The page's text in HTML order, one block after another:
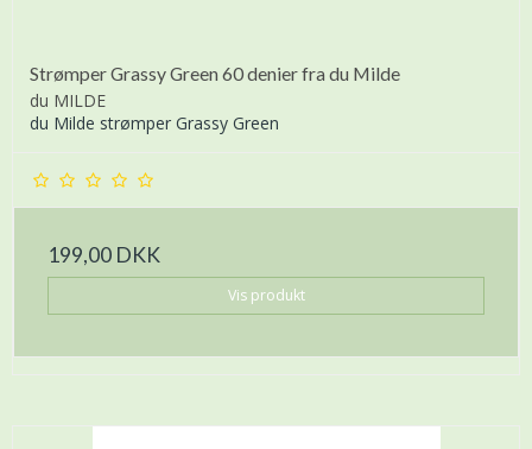
Strømper Grassy Green 60 denier fra du Milde
du MILDE
du Milde strømper Grassy Green
199,00 DKK
Vis produkt